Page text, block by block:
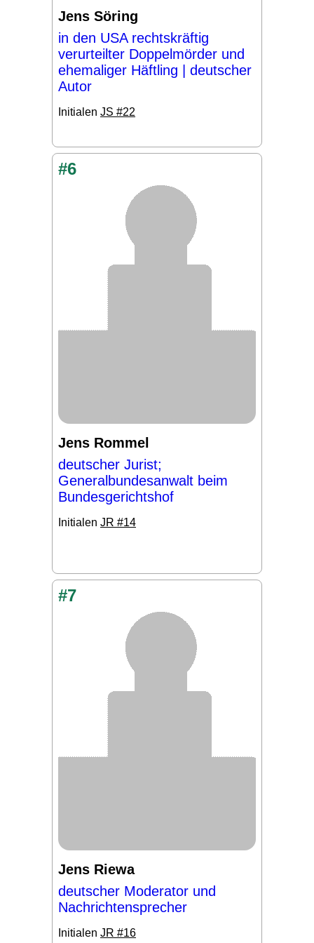
Jens Söring
in den USA rechtskräftig
verurteilter Doppelmörder und
ehemaliger Häftling | deutscher
Autor
Initialen JS #22
#6
Jens Rommel
deutscher Jurist;
Generalbundesanwalt beim
Bundesgerichtshof
Initialen JR #14
#7
Jens Riewa
deutscher Moderator und
Nachrichtensprecher
Initialen JR #16